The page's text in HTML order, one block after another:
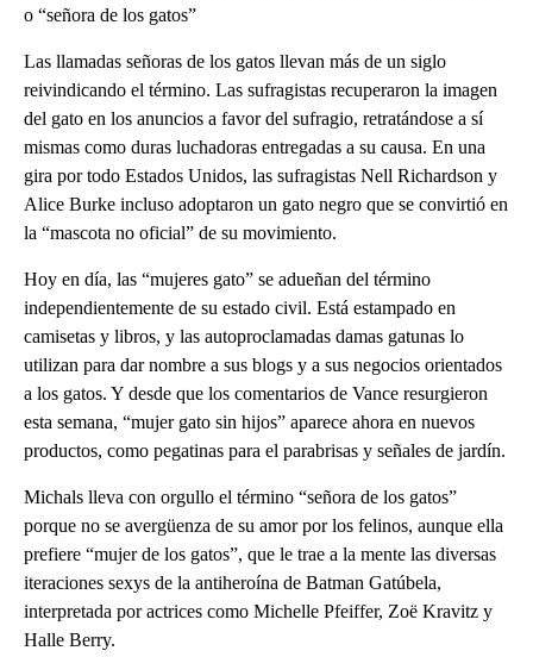
o “señora de los gatos”
Las llamadas señoras de los gatos llevan más de un siglo
reivindicando el término. Las sufragistas recuperaron la imagen
del gato en los anuncios a favor del sufragio, retratándose a sí
mismas como duras luchadoras entregadas a su causa. En una
gira por todo Estados Unidos, las sufragistas Nell Richardson y
Alice Burke incluso adoptaron un gato negro que se convirtió en
la “mascota no oficial” de su movimiento.
Hoy en día, las “mujeres gato” se adueñan del término
independientemente de su estado civil. Está estampado en
camisetas y libros, y las autoproclamadas damas gatunas lo
utilizan para dar nombre a sus blogs y a sus negocios orientados
a los gatos. Y desde que los comentarios de Vance resurgieron
esta semana, “mujer gato sin hijos” aparece ahora en nuevos
productos, como pegatinas para el parabrisas y señales de jardín.
Michals lleva con orgullo el término “señora de los gatos”
porque no se avergüenza de su amor por los felinos, aunque ella
prefiere “mujer de los gatos”, que le trae a la mente las diversas
iteraciones sexys de la antiheroína de Batman Gatúbela,
interpretada por actrices como Michelle Pfeiffer, Zoë Kravitz y
Halle Berry.